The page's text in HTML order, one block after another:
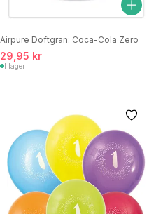
Airpure Doftgran: Coca-Cola Zero
29,95 kr
I lager